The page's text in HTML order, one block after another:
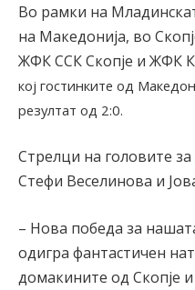
Во рамки на
на Македонија, во
ЖФК ССК Скопје и ЖФК
кој гостинките од
резултат од 2:0.
Стрелци на головите
Стефи Веселинова и
– Нова победа за
одигра фантастичен
домакините од Скопје